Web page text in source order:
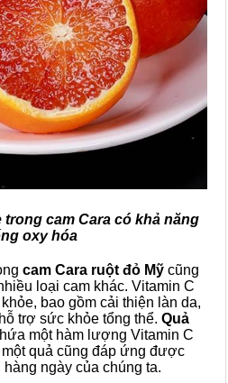
cam Cara có khả năng
oxy hóa
cam Cara ruột đỏ Mỹ cũng
loại cam khác. Vitamin C
bao gồm cải thiện làn da,
trợ sức khỏe tổng thể. Quả
một hàm lượng Vitamin C
quả cũng đáp ứng được
ngày của chúng ta.